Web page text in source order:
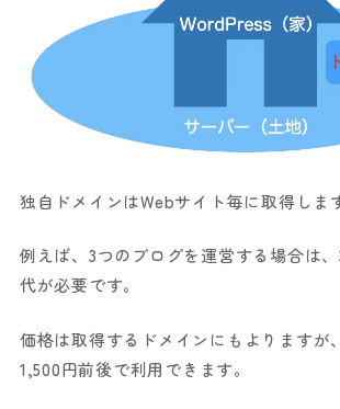
独自ドメインはWebサイト毎に取得しま
例えば、3つのブログを運営する場合は
代が必要です。
価格は取得するドメインにもよりますが
1,500円前後で利用できます。